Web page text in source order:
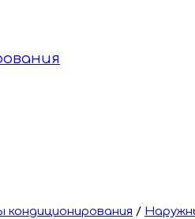
кондиционирования /